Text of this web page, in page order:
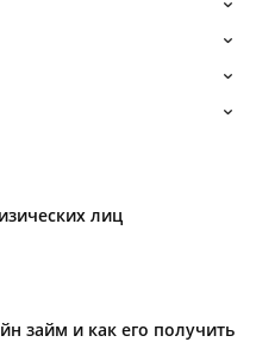
лиц
займ и как его получить